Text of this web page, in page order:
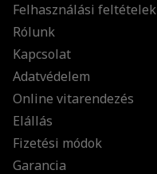
Felhasználási feltételek
Rólunk
Kapcsolat
Adatvédelem
Online vitarendezés
Elállás
Fizetési módok
Garancia